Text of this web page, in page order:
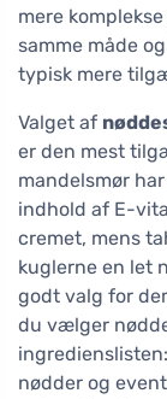
mere
samme måde
typisk mere
Valget af
er den mest
mandelsmør
indhold af E-
cremet, mens
kuglerne en let
godt valg for
du vælger
nødder og